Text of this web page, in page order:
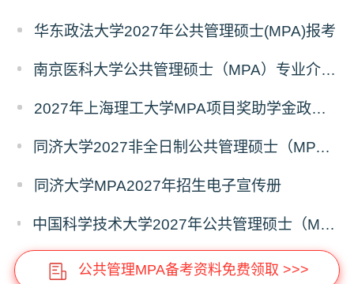
华东政法大学2027年公共管理硕士(MPA)报考
南京医科大学公共管理硕士（MPA）专业介绍（2027年）
2027年上海理工大学MPA项目奖助学金政策发布
同济大学2027非全日制公共管理硕士（MPA）奖学金方案
同济大学MPA2027年招生电子宣传册
中国科学技术大学2027年公共管理硕士（MPA）专业学位研究生招生通知
公共管理MPA备考资料免费领取 >>>